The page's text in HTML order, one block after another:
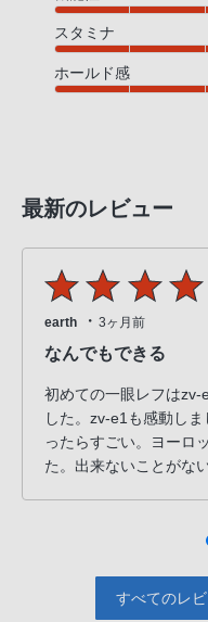
スタミナ
ホールド感
最新のレビュー
earth ・ 3ヶ月前
なんでもできる
初めての一眼レフはzv-
した。zv-e1も感動し
ったらすごい。ヨーロ
た。出来ないことがな
たのは素晴らしいです
すべてのレ